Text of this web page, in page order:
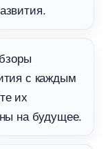
с каждым
их
на будущее.